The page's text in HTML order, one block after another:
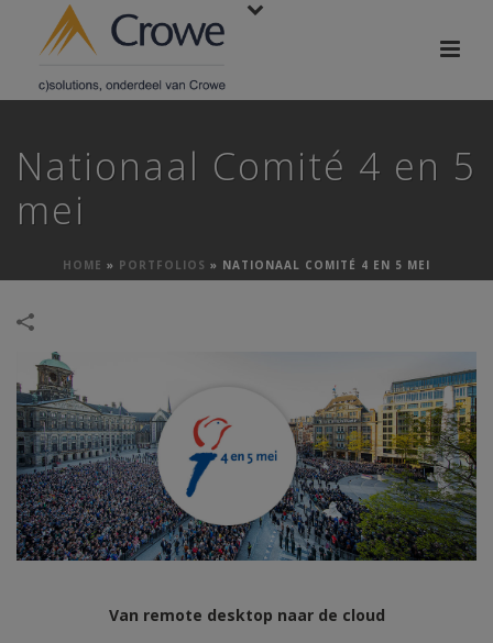
Nationaal Comité 4 en 5
mei
HOME » PORTFOLIOS » NATIONAAL COMITÉ 4 EN 5 MEI
Van remote desktop naar de cloud